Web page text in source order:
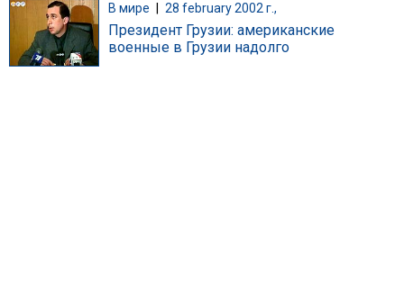
В мире 28 february 2002 г.,
Президент Грузии: американские
военные в Грузии надолго